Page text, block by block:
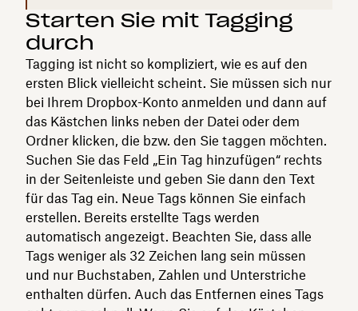
Starten Sie mit Tagging
durch
Tagging ist nicht so kompliziert, wie es auf den
ersten Blick vielleicht scheint. Sie müssen sich nur
bei Ihrem Dropbox-Konto anmelden und dann auf
das Kästchen links neben der Datei oder dem
Ordner klicken, die bzw. den Sie taggen möchten.
Suchen Sie das Feld „Ein Tag hinzufügen“ rechts
in der Seitenleiste und geben Sie dann den Text
für das Tag ein. Neue Tags können Sie einfach
erstellen. Bereits erstellte Tags werden
automatisch angezeigt. Beachten Sie, dass alle
Tags weniger als 32 Zeichen lang sein müssen
und nur Buchstaben, Zahlen und Unterstriche
enthalten dürfen. Auch das Entfernen eines Tags